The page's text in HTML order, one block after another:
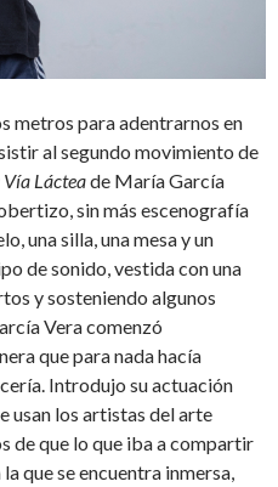
metros para adentrarnos en
al segundo movimiento de
Vía Lácteade María García
sin más escenografía
una silla, una mesa y un
de sonido, vestida con una
y sosteniendo algunos
Vera comenzó
que para nada hacía
Introdujo su actuación
usan los artistas del arte
de que lo que iba a compartir
que se encuentra inmersa,